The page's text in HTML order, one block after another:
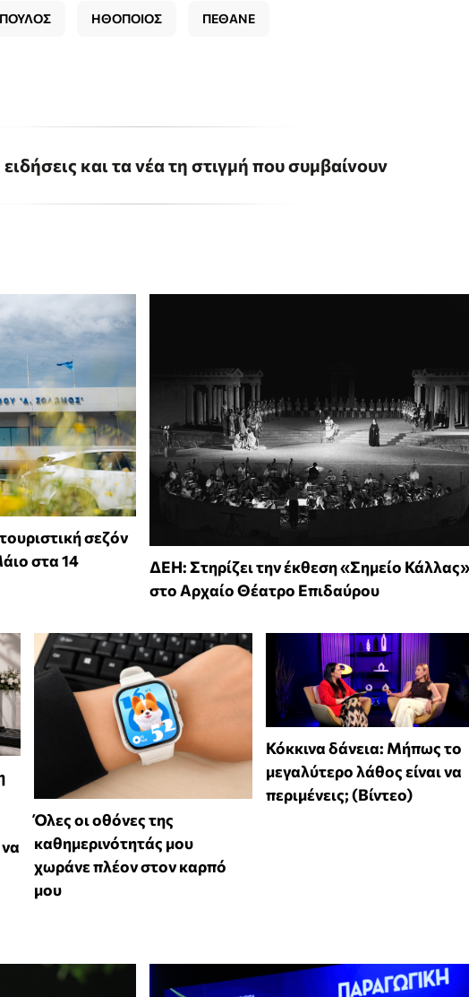
ΗΘΟΠΟΙΟΣ ΠΕΘΑΝΕ
ειδήσεις και τα νέα τη στιγμή που συμβαίνουν
σεζόν
στα 14
ΔΕΗ: Στηρίζει την έκθεση «Σημείο
στο Αρχαίο Θέατρο Επιδαύρου
Όλες οι οθόνες της
καθημερινότητάς μου
χωράνε πλέον στον καρπό
μου
Κόκκινα δάνεια: Μήπως το
μεγαλύτερο λάθος είναι να
περιμένεις; (Βίντεο)